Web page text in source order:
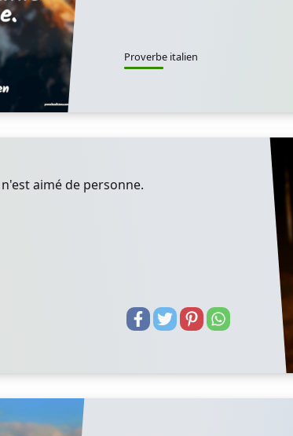
Proverbe italien
aimé de personne.